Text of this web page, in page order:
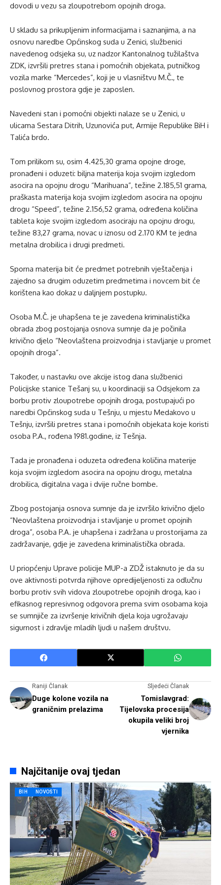
dovodi u vezu sa zloupotrebom opojnih droga.
U skladu sa prikupljenim informacijama i saznanjima, a na
osnovu naredbe Općinskog suda u Zenici, službenici
navedenog odsjeka su, uz nadzor Kantonalnog tužilaštva
ZDK, izvršili pretres stana i pomoćnih objekata, putničkog
vozila marke “Mercedes”, koji je u vlasništvu M.Č., te
poslovnog prostora gdje je zaposlen.
Navedeni stan i pomoćni objekti nalaze se u Zenici, u
ulicama Sestara Ditrih, Uzunovića put, Armije Republike BiH i
Talića brdo.
Tom prilikom su, osim 4.425,30 grama opojne droge,
pronađeni i oduzeti: biljna materija koja svojim izgledom
asocira na opojnu drogu “Marihuana”, težine 2.185,51 grama,
praškasta materija koja svojim izgledom asocira na opojnu
drogu “Speed”, težine 2.156,52 grama, određena količina
tableta koje svojim izgledom asociraju na opojnu drogu,
težine 83,27 grama, novac u iznosu od 2.170 KM te jedna
metalna drobilica i drugi predmeti.
Sporna materija bit će predmet potrebnih vještačenja i
zajedno sa drugim oduzetim predmetima i novcem bit će
korištena kao dokaz u daljnjem postupku.
Osoba M.Č. je uhapšena te je zavedena kriminalistička
obrada zbog postojanja osnova sumnje da je počinila
krivično djelo “Neovlaštena proizvodnja i stavljanje u promet
opojnih droga”.
Također, u nastavku ove akcije istog dana službenici
Policijske stanice Tešanj su, u koordinaciji sa Odsjekom za
borbu protiv zloupotrebe opojnih droga, postupajući po
naredbi Općinskog suda u Tešnju, u mjestu Medakovo u
Tešnju, izvršili pretres stana i pomoćnih objekata koje koristi
osoba P.A., rođena 1981.godine, iz Tešnja.
Tada je pronađena i oduzeta određena količina materije
koja svojim izgledom asocira na opojnu drogu, metalna
drobilica, digitalna vaga i dvije ručne bombe.
Zbog postojanja osnova sumnje da je izvršilo krivično djelo
“Neovlaštena proizvodnja i stavljanje u promet opojnih
droga”, osoba P.A. je uhapšena i zadržana u prostorijama za
zadržavanje, gdje je zavedena kriminalistička obrada.
U priopćenju Uprave policije MUP-a ZDŽ istaknuto je da su
ove aktivnosti potvrda njihove opredijeljenosti za odlučnu
borbu protiv svih vidova zloupotrebe opojnih droga, kao i
efikasnog represivnog odgovora prema svim osobama koja
se sumnjiče za izvršenje krivičnih djela koja ugrožavaju
sigurnost i zdravlje mladih ljudi u našem društvu.
Raniji Članak
Duge kolone vozila na
graničnim prelazima
Sljedeći Članak
Tomislavgrad:
Tijelovska procesija
okupila veliki broj
vjernika
Najčitanije ovaj tjedan
BIH NOVOSTI